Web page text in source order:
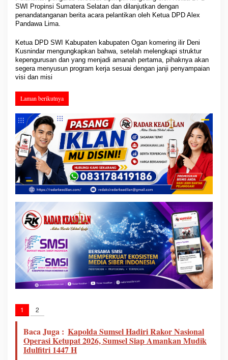
SWI Propinsi Sumatera Selatan dan dilanjutkan dengan
penandatanganan berita acara pelantikan oleh Ketua DPD Alex
Pandawa Lima.
Ketua DPD SWI Kabupaten kabupaten Ogan komering ilir Deni
Kusnindar mengungkapkan bahwa, setelah melengkapi struktur
kepengurusan dan yang menjadi amanah pertama, pihaknya akan
segera menyusun program kerja sesuai dengan janji penyampaian
visi dan misi
Laman berikutnya
1 2
Baca Juga : Kapolda Sumsel Hadiri Rakor Nasional
Operasi Ketupat 2026, Sumsel Siap Amankan Mudik
Idulfitri 1447 H